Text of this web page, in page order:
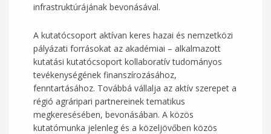
infrastruktúrájának bevonásával.
A kutatócsoport aktívan keres hazai és nemzetközi
pályázati forrásokat az akadémiai – alkalmazott
kutatási kutatócsoport kollaboratív tudományos
tevékenységének finanszírozásához,
fenntartásához. Továbbá vállalja az aktív szerepet a
régió agráripari partnereinek tematikus
megkeresésében, bevonásában. A közös
kutatómunka jelenleg és a közeljövőben közös